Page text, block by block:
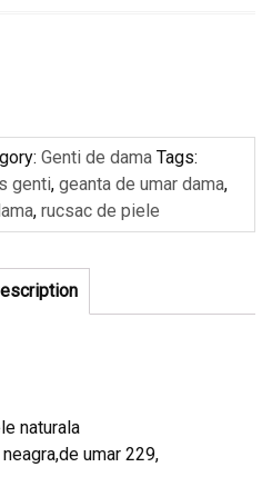
Genti de dama Tags:
genti, geanta de umar dama,
, rucsac de piele
naturala
umar 229,